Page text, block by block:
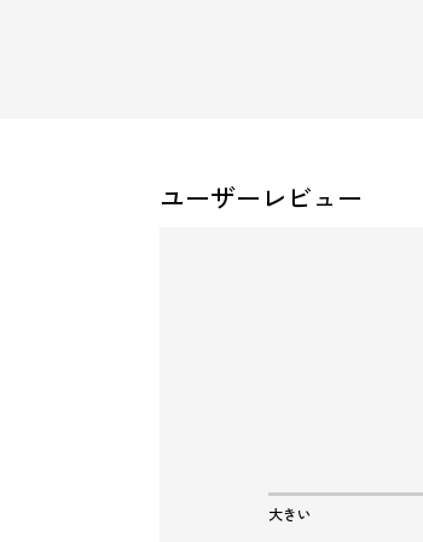
ユーザーレビュー
大きい